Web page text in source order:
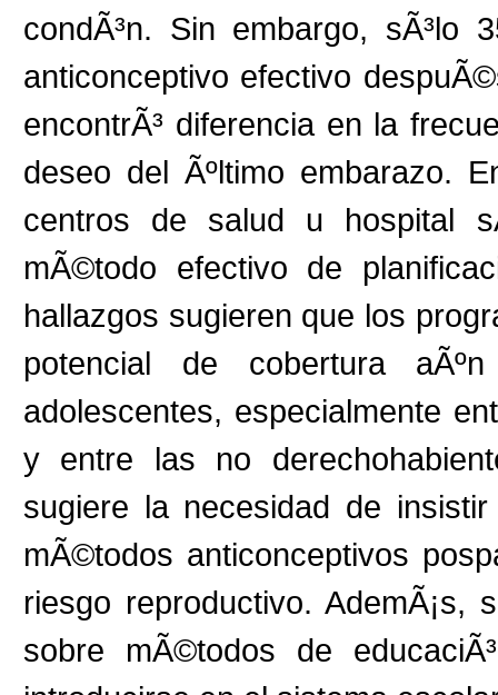
condÃ³n. Sin embargo, sÃ³lo
anticonceptivo efectivo
encontrÃ³ diferencia en la
deseo del Ãºltimo embarazo.
centros de salud u hospital
mÃ©todo efectivo de
hallazgos sugieren que los
potencial de cobertura
adolescentes, especialmente
y entre las no
sugiere la necesidad de
mÃ©todos anticonceptivos
riesgo reproductivo. AdemÃ¡s,
sobre mÃ©todos de